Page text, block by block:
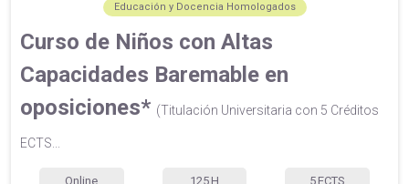
Educación y Docencia Homologados
Curso de Niños con Altas
Capacidades Baremable en
oposiciones* (Titulación Universitaria con 5 Créditos
ECTS...
Online 125 H 5 ECTS